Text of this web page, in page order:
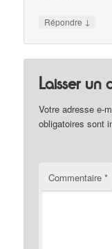
Répondre ↓
Laisser un
Votre adresse e-
obligatoires sont
Commentaire*